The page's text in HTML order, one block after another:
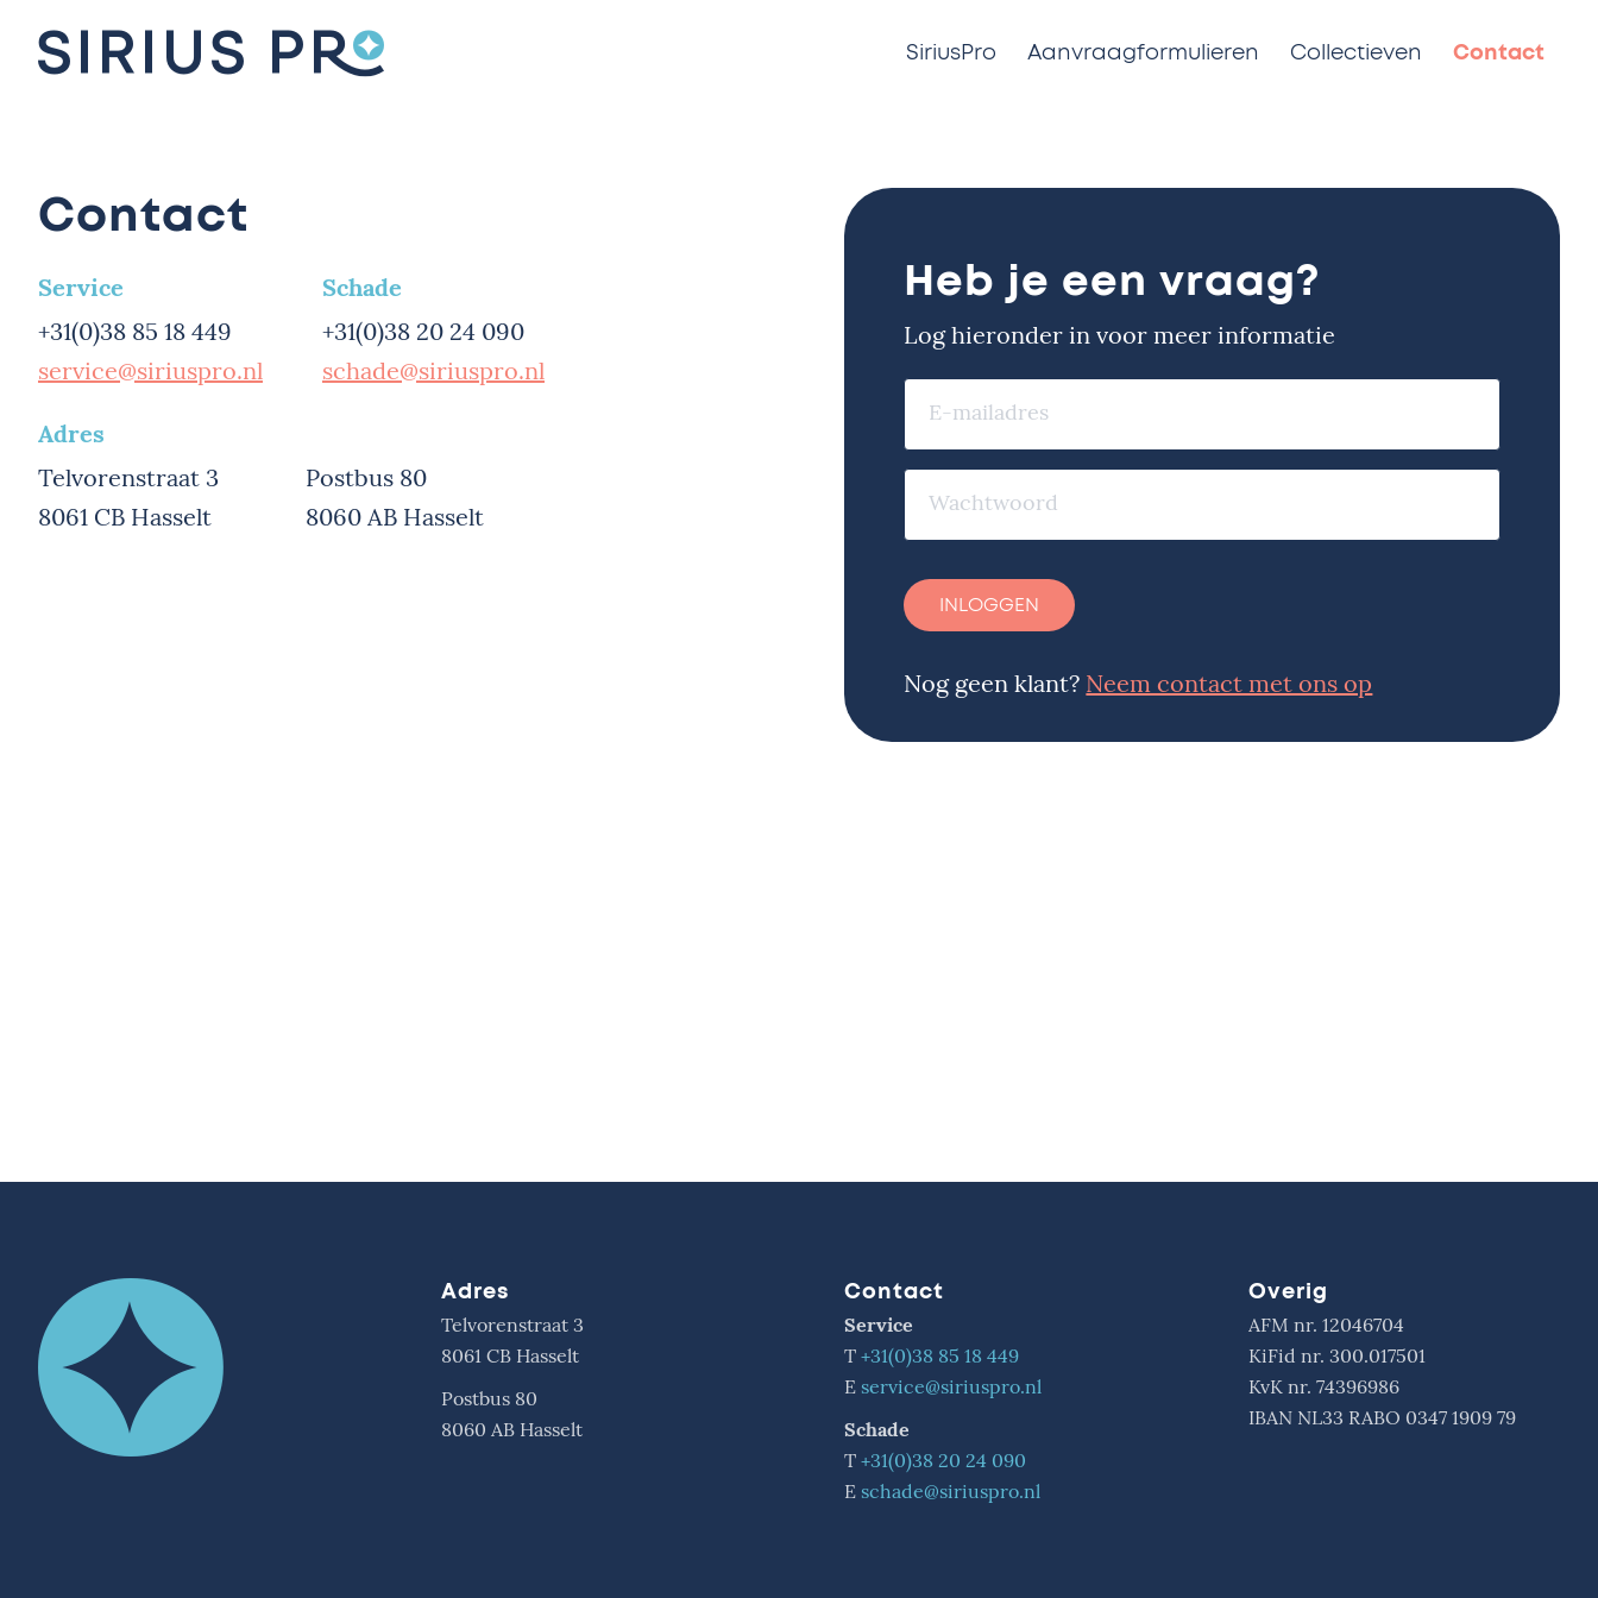
SiriusPro Aanvraagformulieren Collectieven Contact
Contact
Service
+31(0)38 85 18 449
service@siriuspro.nl
Schade
+31(0)38 20 24 090
schade@siriuspro.nl
Adres
Telvorenstraat 3
8061 CB Hasselt
Postbus 80
8060 AB Hasselt
Heb je een vraag?
Log hieronder in voor meer informatie
Nog geen klant? Neem contact met ons op
Adres
Telvorenstraat 3
8061 CB Hasselt
Postbus 80
8060 AB Hasselt
Contact
Service
T+31(0)38 85 18 449
E service@siriuspro.nl
Schade
T+31(0)38 20 24 090
E schade@siriuspro.nl
Overig
AFM nr. 12046704
KiFid nr. 300.017501
KvK nr. 74396986
IBAN NL33 RABO 0347 1909 79